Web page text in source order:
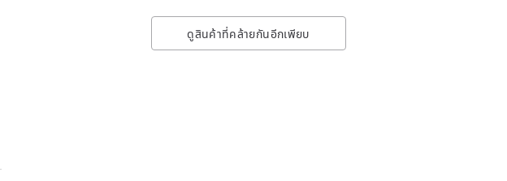
ดูสินค้าที่คล้ายกันอีกเพียบ